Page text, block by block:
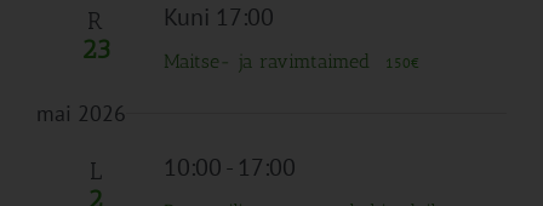
R
23
Kuni 17:00
Maitse- ja ravimtaimed 150€
mai 2026
L 10:00- 17:00